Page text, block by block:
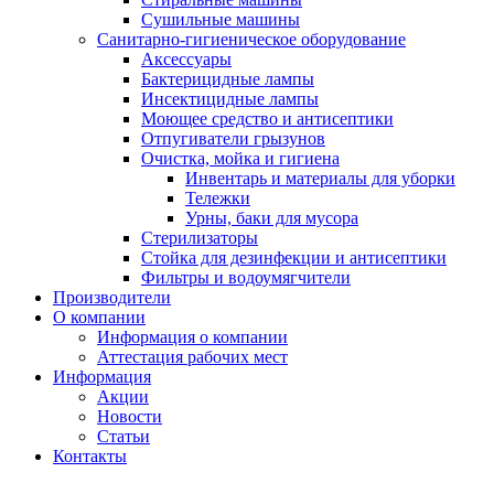
Сушильные машины
Санитарно-гигиеническое оборудование
Аксессуары
Бактерицидные лампы
Инсектицидные лампы
Моющее средство и антисептики
Отпугиватели грызунов
Очистка, мойка и гигиена
Инвентарь и материалы для уборки
Тележки
Урны, баки для мусора
Стерилизаторы
Стойка для дезинфекции и антисептики
Фильтры и водоумягчители
Производители
О компании
Информация о компании
Аттестация рабочих мест
Информация
Акции
Новости
Статьи
Контакты